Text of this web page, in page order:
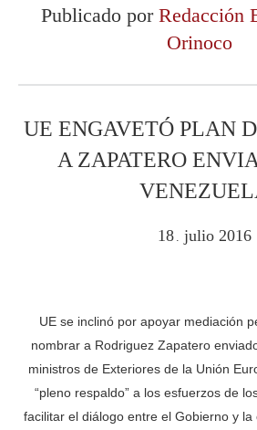
Publicado por Redacción
Orinoco
UE ENGAVETÓ PLAN
A ZAPATERO
18 . julio 2016
UE se inclinó por apoyar mediación
nombrar a Rodriguez Zapatero
ministros de Exteriores de la Unión
“pleno respaldo” a los esfuerzos de
facilitar el diálogo entre el Gobierno y la